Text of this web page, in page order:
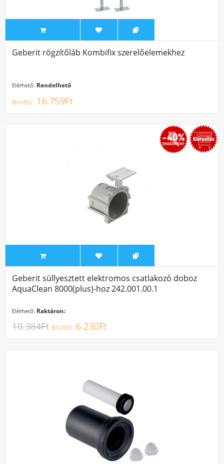
Geberit rögzítőláb Kombifix szerelőelemekhez
Elérhető: Rendelhető
16.759Ft
SALE
Geberit süllyesztett elektromos csatlakozó doboz
AquaClean 8000(plus)-hoz 242.001.00.1
Elérhető: Raktáron:
6.230Ft
10.384Ft